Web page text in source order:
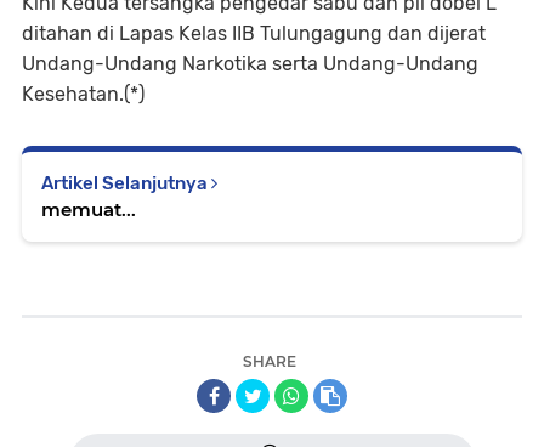
ditahan di Lapas Kelas IIB Tulungagung dan dijerat
Undang-Undang Narkotika serta Undang-Undang
Kesehatan.(*)
Artikel Selanjutnya
memuat...
SHARE